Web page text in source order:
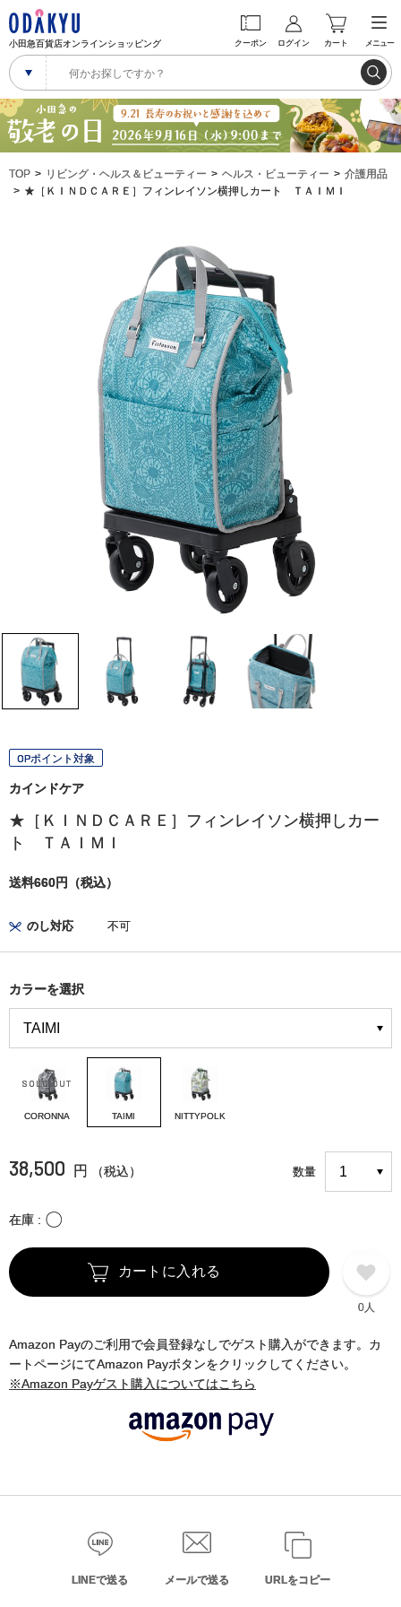
小田急百貨店オンラインショッピング クーポン ログイン カート メニュー
TOP リビング・ヘルス＆ビューティー ヘルス・ビューティー
介護用品
★［ＫＩＮＤＣＡＲＥ］フィンレイソン横押しカート ＴＡＩＭＩ
OPポイント対象
カインドケア
★［ＫＩＮＤＣＡＲＥ］フィンレイソン横押しカー
ト ＴＡＩＭＩ
送料660円（税込）
のし対応 不可
カラーを選択
CORONNA TAIMI NITTYPOLK
38,500 円 （税込） 数量
在庫 〇
カートに入れる
0人
Amazon Payのご利用で会員登録なしでゲスト購入ができます。カ
ートページにてAmazon Payボタンをクリックしてください。
※Amazon Payゲスト購入についてはこちら
LINEで送る メールで送る URLをコピー